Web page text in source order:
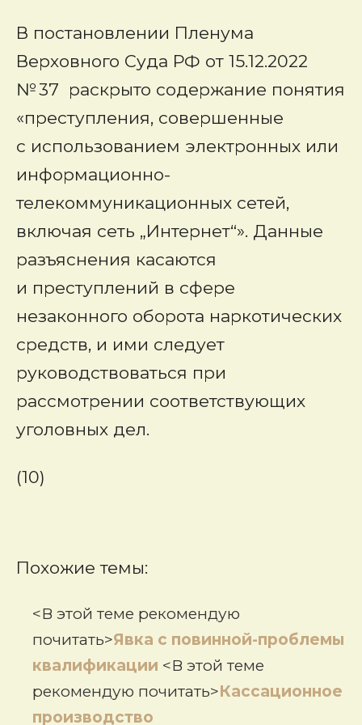
В постановлении Пленума
Верховного Суда РФ от 15.12.2022
№ 37 раскрыто содержание понятия
«преступления, совершенные
с использованием электронных или
информационно-
телекоммуникационных сетей,
включая сеть „Интернет“». Данные
разъяснения касаются
и преступлений в сфере
незаконного оборота наркотических
средств, и ими следует
руководствоваться при
рассмотрении соответствующих
уголовных дел.
(10)
Похожие темы:
<В этой теме рекомендую
почитать>Явка с повинной-проблемы
квалификации <В этой теме
рекомендую почитать>Кассационное
производство